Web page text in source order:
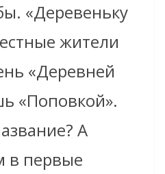
«Деревеньку
жители
«Деревней
«Поповкой».
А
в первые